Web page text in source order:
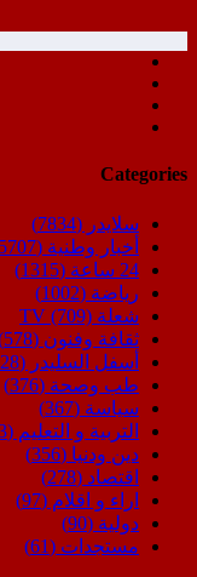
Categories
سلايدر (7834)
أخبار وطنية (5707)
24 ساعة
(1315)
رياضة (1002)
شعلة TV (709)
ثقافة وفنون (578)
أسفل السليدر (528)
طب وصحة (376)
سياسة (367)
التربية و التعليم (363)
دين ودنيا (356)
اقتصاد (278)
اراء و اقلام (97)
دولية (90)
مستجدات (61)